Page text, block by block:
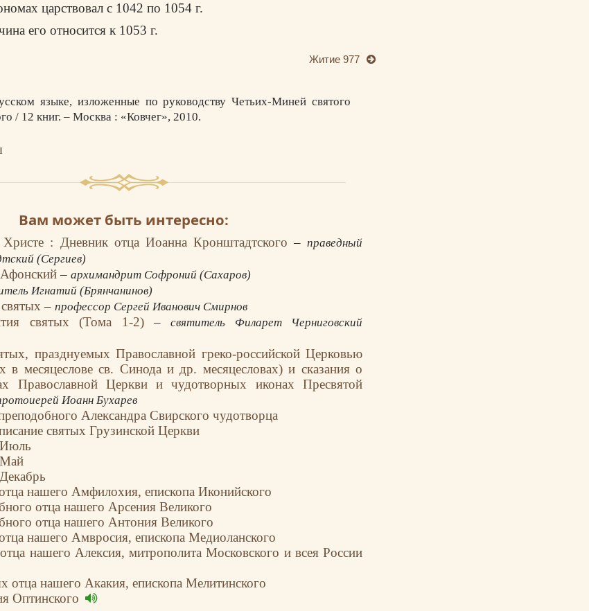
царствовал с 1042 по 1054 г.
его относится к 1053 г.
Житие 977
языке, изложенные по руководству Четьих-Миней святого
/ 12 книг. – Москва : «Ковчег», 2010.
Вам может быть интересно:
: Дневник отца Иоанна Кронштадтского–праведный
(Сергиев)
Афонский– архимандрит Софроний (Сахаров)
Игнатий (Брянчанинов)
– профессор Сергей Иванович Смирнов
святых (Тома 1-2)–святитель Филарет Черниговский
празднуемых Православной греко-российской Церковью
в месяцеслове св. Синода и др. месяцесловах) и сказания о
Православной Церкви и чудотворных иконах Пресвятой
Иоанн Бухарев
Александра Свирского чудотворца
святых Грузинской Церкви
нашего Амфилохия, епископа Иконийского
отца нашего Арсения Великого
отца нашего Антония Великого
нашего Амвросия, епископа Медиоланского
нашего Алексия, митрополита Московского и всея России
отца нашего Акакия, епископа Мелитинского
Оптинского